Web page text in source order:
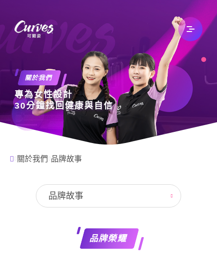
最新消息
文章專欄
加入我們
關於我們
專為女性設計
30分鐘找回健康與自信
關於我們 品牌故事
品牌故事
品牌榮耀